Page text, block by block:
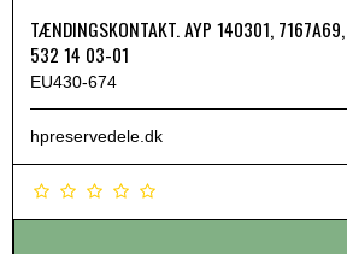
TÆNDINGSKONTAKT. AYP 140301,
532 14 03-01
EU430-674
hpreservedele.dk